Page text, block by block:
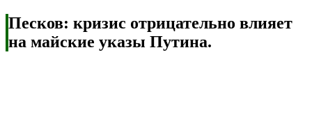
Песков: кризис отрицательно влияет
на майские указы Путина.